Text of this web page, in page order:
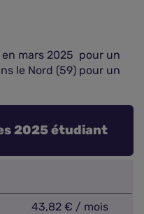
mars 2025 pour un
le Nord (59) pour un
2025 étudiant
43,82 € / mois